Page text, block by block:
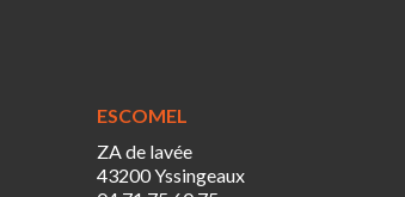
ESCOMEL
ZA de lavée
43200 Yssingeaux